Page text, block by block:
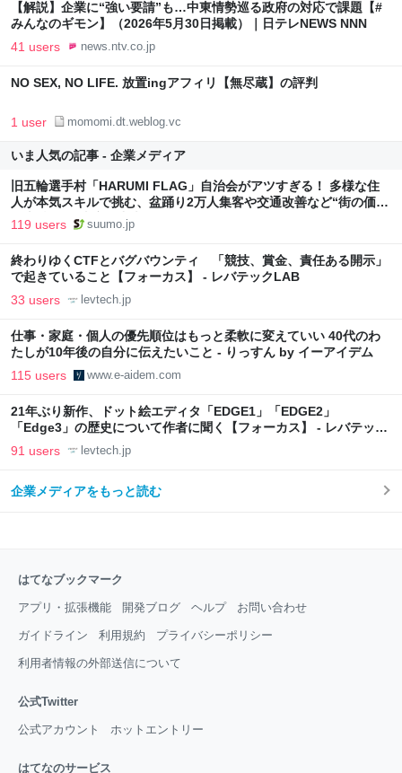
【解説】企業に“強い要請”も…中東情勢巡る政府の対応で課題【#
みんなのギモン】（2026年5月30日掲載）｜日テレNEWS NNN
41 users news.ntv.co.jp
NO SEX, NO LIFE. 放置ingアフィリ【無尽蔵】の評判
1 user momomi.dt.weblog.vc
いま人気の記事 - 企業メディア
旧五輪選手村「HARUMI FLAG」自治会がアツすぎる！ 多様な住
人が本気スキルで挑む、盆踊り2万人集客や交通改善など“街の価値
向上”戦略 東京・中央区
119 users suumo.jp
終わりゆくCTFとバグバウンティ 「競技、賞金、責任ある開示」
で起きていること【フォーカス】 - レバテックLAB
33 users levtech.jp
仕事・家庭・個人の優先順位はもっと柔軟に変えていい 40代のわ
たしが10年後の自分に伝えたいこと - りっすん by イーアイデム
115 users www.e-aidem.com
21年ぶり新作、ドット絵エディタ「EDGE1」「EDGE2」
「Edge3」の歴史について作者に聞く【フォーカス】 - レバテック
LAB
91 users levtech.jp
企業メディアをもっと読む
はてなブックマーク
アプリ・拡張機能 開発ブログ ヘルプ お問い合わせ
ガイドライン 利用規約 プライバシーポリシー
利用者情報の外部送信について
公式Twitter
公式アカウント ホットエントリー
はてなのサービス